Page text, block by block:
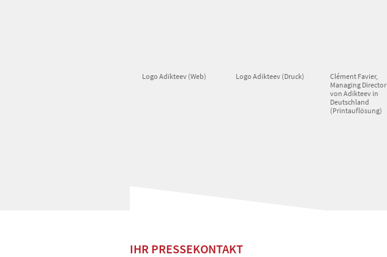
Logo Adikteev (Web) Logo Adikteev (Druck)
Clément Favier,
Managing Director
von Adikteev in
Deutschland
(Printauflösung)
IHR PRESSEKONTAKT